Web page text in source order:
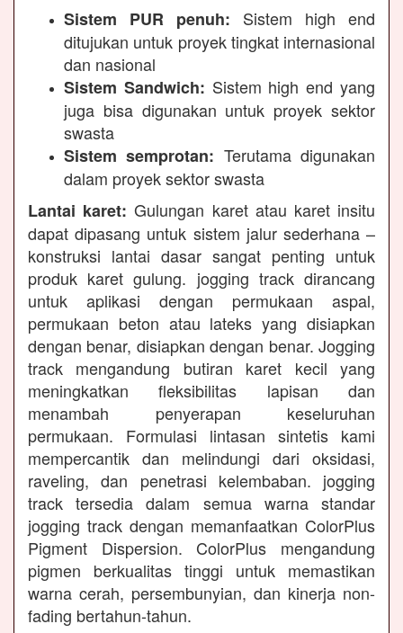
Sistem PUR penuh: Sistem high end
ditujukan untuk proyek tingkat internasional
dan nasional
Sistem Sandwich: Sistem high end yang
juga bisa digunakan untuk proyek sektor
swasta
Sistem semprotan: Terutama digunakan
dalam proyek sektor swasta
Lantai karet: Gulungan karet atau karet insitu
dapat dipasang untuk sistem jalur sederhana –
konstruksi lantai dasar sangat penting untuk
produk karet gulung. jogging track dirancang
untuk aplikasi dengan permukaan aspal,
permukaan beton atau lateks yang disiapkan
dengan benar, disiapkan dengan benar. Jogging
track mengandung butiran karet kecil yang
meningkatkan fleksibilitas lapisan dan
menambah penyerapan keseluruhan
permukaan. Formulasi lintasan sintetis kami
mempercantik dan melindungi dari oksidasi,
raveling, dan penetrasi kelembaban. jogging
track tersedia dalam semua warna standar
jogging track dengan memanfaatkan ColorPlus
Pigment Dispersion. ColorPlus mengandung
pigmen berkualitas tinggi untuk memastikan
warna cerah, persembunyian, dan kinerja non-
fading bertahun-tahun.